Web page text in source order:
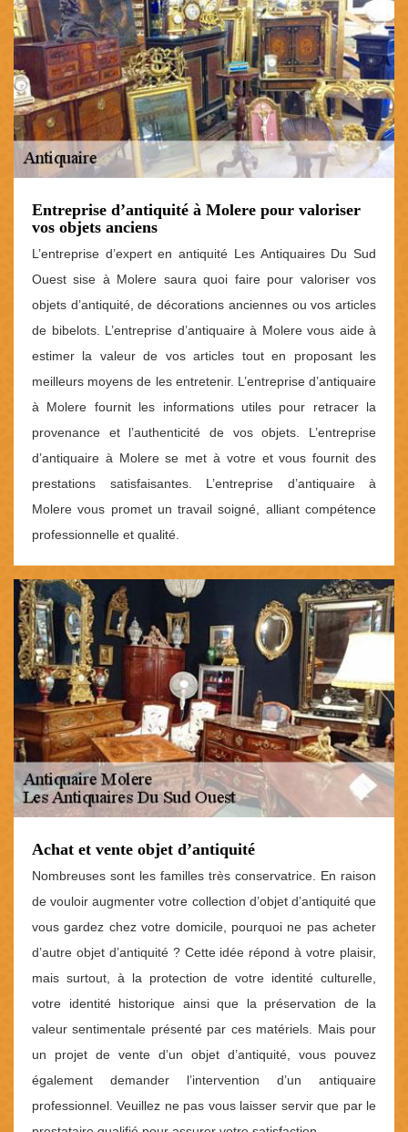
Entreprise d’antiquité à Molere pour valoriser
vos objets anciens
L’entreprise d’expert en antiquité Les Antiquaires Du Sud
Ouest sise à Molere saura quoi faire pour valoriser vos
objets d’antiquité, de décorations anciennes ou vos articles
de bibelots. L’entreprise d’antiquaire à Molere vous aide à
estimer la valeur de vos articles tout en proposant les
meilleurs moyens de les entretenir. L’entreprise d’antiquaire
à Molere fournit les informations utiles pour retracer la
provenance et l’authenticité de vos objets. L’entreprise
d’antiquaire à Molere se met à votre et vous fournit des
prestations satisfaisantes. L’entreprise d’antiquaire à
Molere vous promet un travail soigné, alliant compétence
professionnelle et qualité.
Achat et vente objet d’antiquité
Nombreuses sont les familles très conservatrice. En raison
de vouloir augmenter votre collection d’objet d’antiquité que
vous gardez chez votre domicile, pourquoi ne pas acheter
d’autre objet d’antiquité ? Cette idée répond à votre plaisir,
mais surtout, à la protection de votre identité culturelle,
votre identité historique ainsi que la préservation de la
valeur sentimentale présenté par ces matériels. Mais pour
un projet de vente d’un objet d’antiquité, vous pouvez
également demander l’intervention d’un antiquaire
professionnel. Veuillez ne pas vous laisser servir que par le